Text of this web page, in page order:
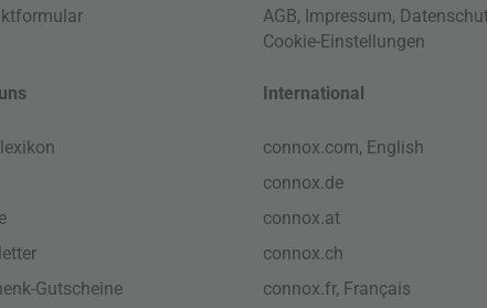
AGB, Impressum,
Cookie-Einstellungen
Gutscheine
International
connox.com, English
connox.de
connox.at
connox.ch
connox.fr, Français